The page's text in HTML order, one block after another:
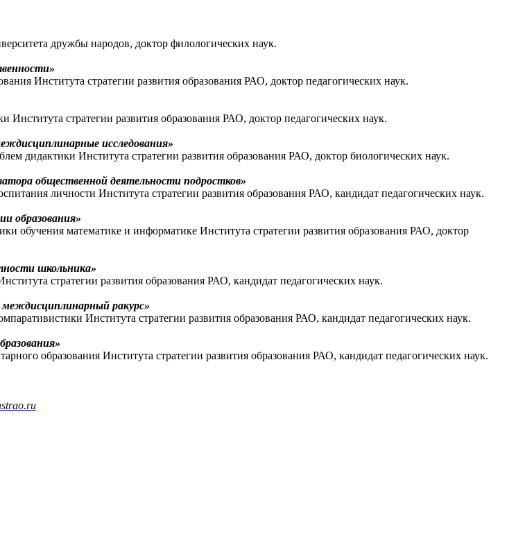
дружбы народов, доктор филологических наук.
Института стратегии развития образования РАО, доктор педагогических наук.
стратегии развития образования РАО, доктор педагогических наук.
исследования»
дидактики Института стратегии развития образования РАО, доктор биологических наук.
общественной деятельности подростков»
личности Института стратегии развития образования РАО, кандидат педагогических наук.
образования»
обучения математике и информатике Института стратегии развития образования РАО, доктор
школьника»
стратегии развития образования РАО, кандидат педагогических наук.
междисциплинарный ракурс»
Института стратегии развития образования РАО, кандидат педагогических наук.
образования Института стратегии развития образования РАО, кандидат педагогических наук.